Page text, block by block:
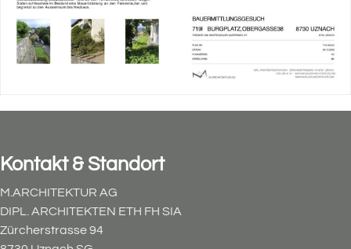
Kontakt & Standort
M.ARCHITEKTUR AG
DIPL. ARCHITEKTEN ETH FH SIA
Zürcherstrasse 94